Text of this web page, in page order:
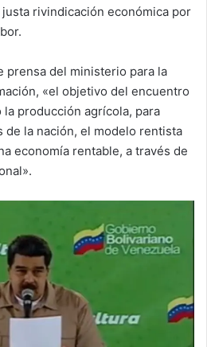
rivindicación económica por
prensa del ministerio para la
«el objetivo del encuentro
producción agrícola, para
de la nación, el modelo rentista
economía rentable, a través de